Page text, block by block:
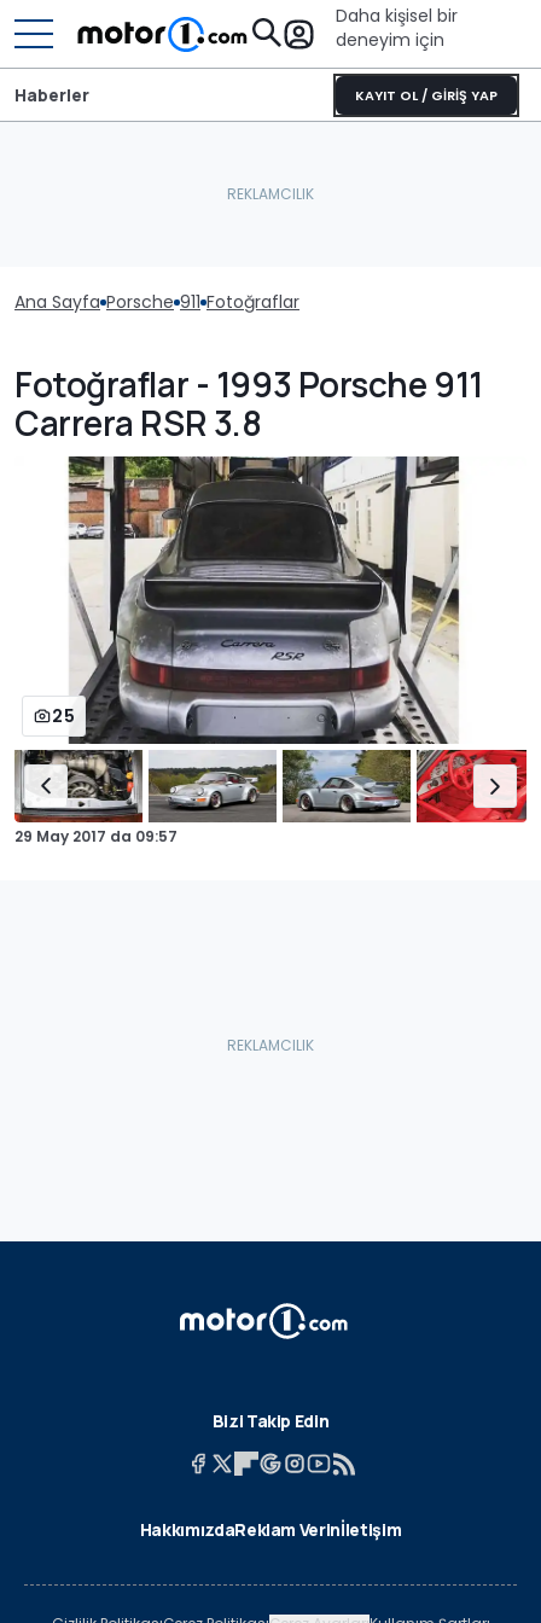
Daha kişisel bir
deneyim için
KAYIT OL / GİRİŞ YAP
Haberler
Ana Sayfa Porsche 911 Fotoğraflar
Fotoğraflar - 1993 Porsche 911
Carrera RSR 3.8
25
29 May 2017 da 09:57
Bizi Takip Edin
HakkımızdaReklam Verinİletişim